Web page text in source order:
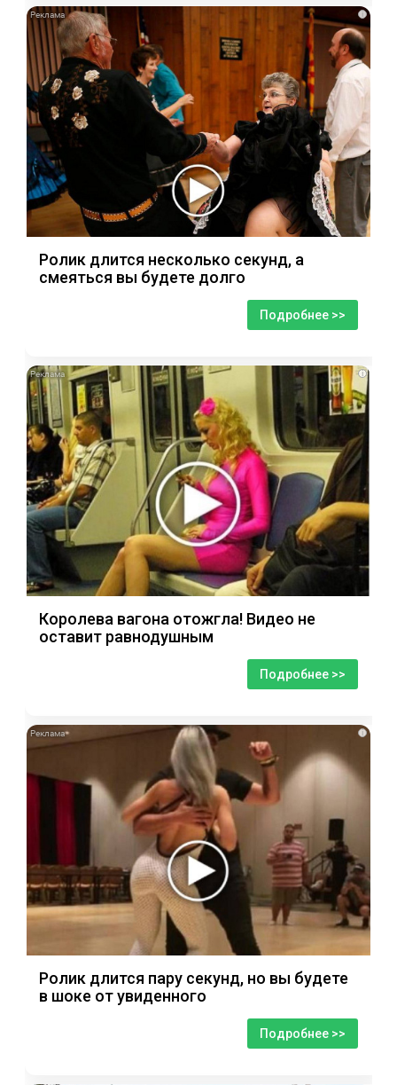
i
Ролик длится несколько секунд, а
смеяться вы будете долго
Подробнее >>
i
Королева вагона отожгла! Видео не
оставит равнодушным
Подробнее >>
i
Ролик длится пару секунд, но вы будете
в шоке от увиденного
Подробнее >>